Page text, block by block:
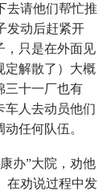
去请他们帮忙推
发动后赶紧开
，只是在外面见
定解散了）大概
三十一厂也有
车人去动员他们
任何队伍。
办”大院，劝他
在劝说过程中发